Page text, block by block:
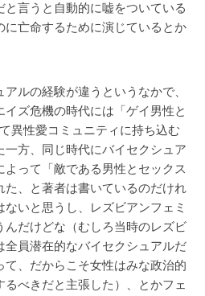
言うと自動的に嘘をついている
に亡命するために演じているとか
ルの経験が違うというなかで、
ズ危機の時代には「ゲイ男性と
異性愛コミュニティに持ち込む
方、同じ時代にバイセクシュア
って「敵である男性とセックス
、と著者は書いているのだけれ
いと思うし、レズビアンフェミ
んだけどな（むしろ当時のレズビ
全員潜在的なバイセクシュアルだ
て、だからこそ女性はみな政治的
べきだと主張した）、とかフェ